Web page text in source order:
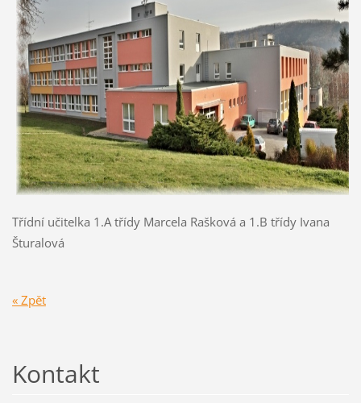
Třídní učitelka 1.A třídy Marcela Rašková a 1.B třídy Ivana
Šturalová
« Zpět
Kontakt